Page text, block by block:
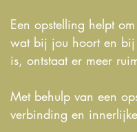
Een opstelling helpt
wat bij jou hoort en bij
is, ontstaat er meer
Met behulp van een
verbinding en